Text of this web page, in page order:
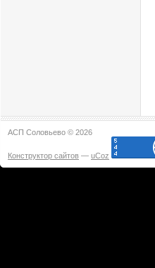
АСП Соловьево © 2026
Конструктор сайтов — uCoz